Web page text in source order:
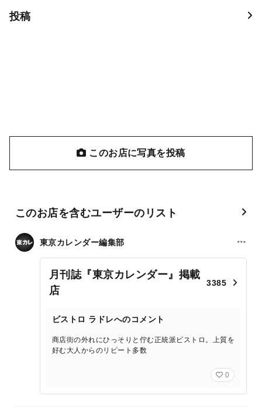
投稿
このお店に写真を投稿
このお店を含むユーザーのリスト
東京カレンダー編集部
月刊誌『東京カレンダー』掲載
店
3385
ビストロ ラドレへのコメント
商店街の外れにひっそりと佇む正統派ビストロ。上質を
好む大人からのリピート多数
0